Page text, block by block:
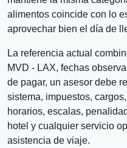
alimentos coincide con lo
aprovechar bien el día de
La referencia actual
MVD - LAX, fechas
de pagar, un asesor debe
sistema, impuestos,
horarios, escalas,
hotel y cualquier servicio
asistencia de viaje.